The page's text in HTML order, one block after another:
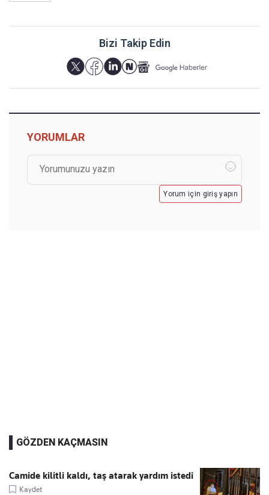
Bizi Takip Edin
YORUMLAR
Yorum için giriş yapın
GÖZDEN KAÇMASIN
Camide kilitli kaldı, taş atarak yardım istedi
Kaydet